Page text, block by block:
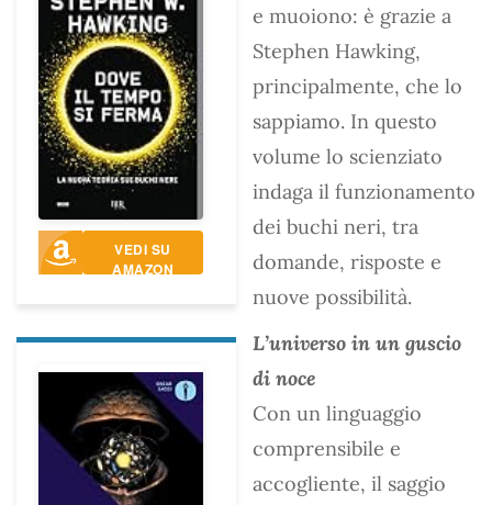
VEDI SU
AMAZON
e muoiono: è grazie a
Stephen Hawking,
principalmente, che lo
sappiamo. In questo
volume lo scienziato
indaga il funzionamento
dei buchi neri, tra
domande, risposte e
nuove possibilità.
L’universo in un guscio
di noce
Con un linguaggio
comprensibile e
accogliente, il saggio